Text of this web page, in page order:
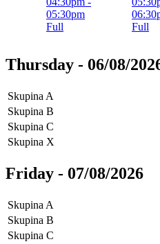
05:30pm
Full
Full
Thursday - 06/08/
Skupina A
Skupina B
Skupina C
Skupina X
Friday - 07/08/2026
Skupina A
Skupina B
Skupina C